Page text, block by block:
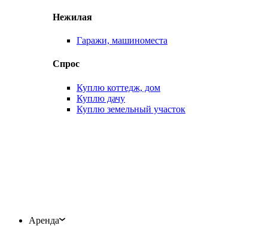
Нежилая
Гаражи, машиноместа
Спрос
Куплю коттедж, дом
Куплю дачу
Куплю земельный участок
Аренда